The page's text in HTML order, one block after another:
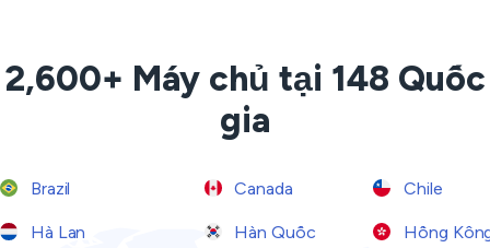
2,600+ Máy chủ tại 148 Quốc
gia
Brazil Canada Chile
Hà Lan Hàn Quốc Hồng